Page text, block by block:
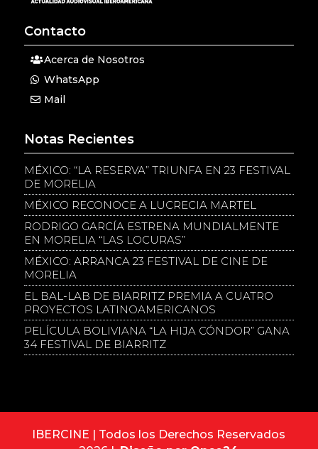
Contacto
Acerca de Nosotros
WhatsApp
Mail
Notas Recientes
MÉXICO: “LA RESERVA” TRIUNFA EN 23 FESTIVAL
DE MORELIA
MÉXICO RECONOCE A LUCRECIA MARTEL
RODRIGO GARCÍA ESTRENA MUNDIALMENTE
EN MORELIA “LAS LOCURAS”
MÉXICO: ARRANCA 23 FESTIVAL DE CINE DE
MORELIA
EL BAL-LAB DE BIARRITZ PREMIA A CUATRO
PROYECTOS LATINOAMERICANOS
PELÍCULA BOLIVIANA “LA HIJA CÓNDOR” GANA
34 FESTIVAL DE BIARRITZ
IBERCINE | Todos los Derechos Reservados